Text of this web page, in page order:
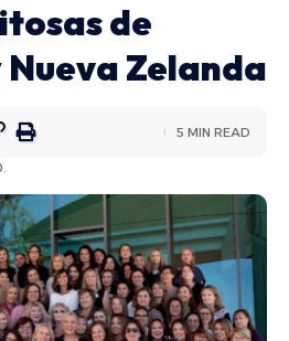
de
Zelanda
5 MIN READ